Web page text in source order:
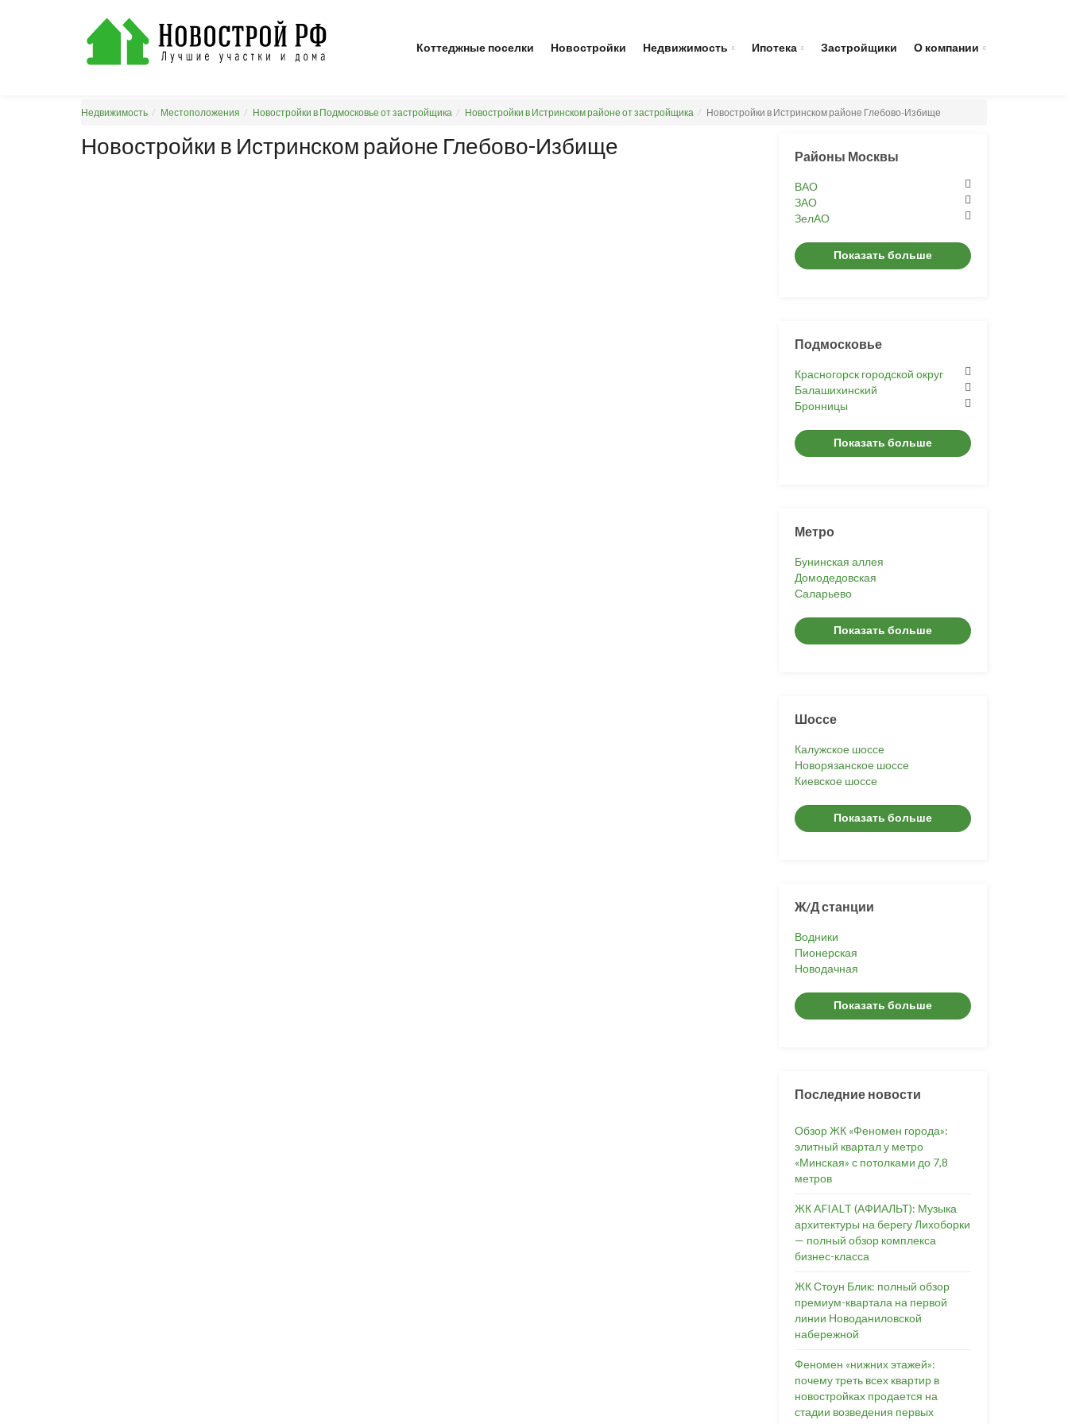
Коттеджные поселки Новостройки Недвижимость Ипотека Застройщики О компании
Недвижимость Местоположения Новостройки в Подмосковье от застройщика Новостройки в Истринском районе от застройщика Новостройки в Истринском районе Глебово-Избище
Новостройки в Истринском районе Глебово-Избище Районы Москвы
ВАО
ЗАО
ЗелАО
Показать больше
Подмосковье
Красногорск городской округ
Балашихинский
Бронницы
Показать больше
Метро
Бунинская аллея
Домодедовская
Саларьево
Показать больше
Шоссе
Калужское шоссе
Новорязанское шоссе
Киевское шоссе
Показать больше
Ж/Д станции
Водники
Пионерская
Новодачная
Показать больше
Последние новости
Обзор ЖК «Феномен города»:
элитный квартал у метро
«Минская» с потолками до 7,8
метров
ЖК AFIALT (АФИАЛЬТ): Музыка
архитектуры на берегу Лихоборки
— полный обзор комплекса
бизнес-класса
ЖК Стоун Блик: полный обзор
премиум-квартала на первой
линии Новоданиловской
набережной
Феномен «нижних этажей»:
почему треть всех квартир в
новостройках продается на
стадии возведения первых